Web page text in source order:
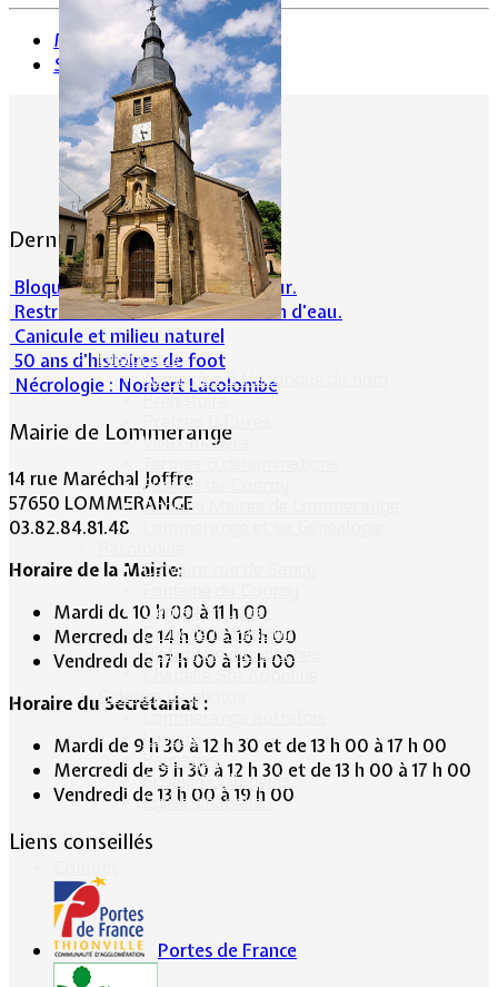
Historique
Armoiries & Historique du nom
Préhistoire
Vieux métiers
Fusillés du Conroy
Anciens Maires de Lommerange
Calvaire rue de Sancy
L'église St Léger
Croix de la Passion
Historique des cloches
Chapelle Ste Appoline
Galeries de photos
Lommerange autrefois
Lavoirs
Paysages
Écoles & Villageois
Église, chapelle...
Précédent
Suivant
Dernières actualités
Bloqué en forêt. Cherchez l’erreur.
Restrictions sur la consommation d'eau.
Canicule et milieu naturel
50 ans d’histoires de foot
Nécrologie : Norbert Lacolombe
Mairie de Lommerange
14 rue Maréchal Joffre
57650 LOMMERANGE
03.82.84.81.48
Horaire de la Mairie:
Mardi de 10 h 00 à 11 h 00
Mercredi de 14 h 00 à 16 h 00
Vendredi de 17 h 00 à 19 h 00
Horaire du Secrétariat :
Mardi de 9 h 30 à 12 h 30 et de 13 h 00 à 17 h 00
Mercredi de 9 h 30 à 12 h 30 et de 13 h 00 à 17 h 00
Vendredi de 13 h 00 à 19 h 00
Liens conseillés
Portes de France